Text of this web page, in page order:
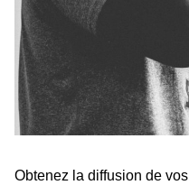
Obtenez la diffusion de